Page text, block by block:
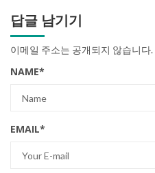
답글 남기기
이메일 주소는 공개되지 않습니다.
NAME*
EMAIL*